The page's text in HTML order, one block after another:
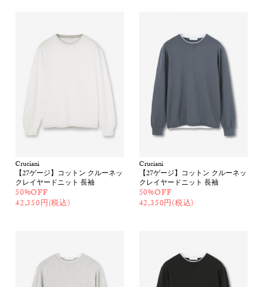
Cruciani
【27ゲージ】コットン クルーネッ
クレイヤードニット 長袖
50%OFF
42,350円(税込)
Cruciani
【27ゲージ】コットン クルーネッ
クレイヤードニット 長袖
50%OFF
42,350円(税込)